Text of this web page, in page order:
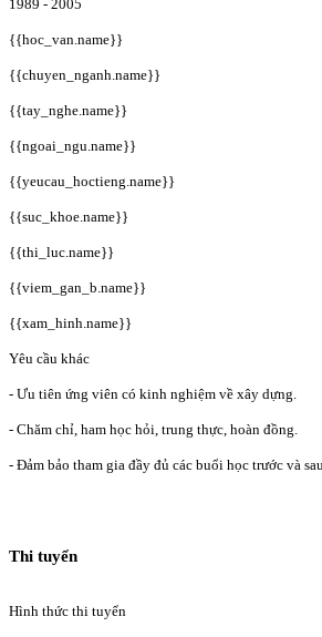
1989 - 2005
{{hoc_van.name}}
{{chuyen_nganh.name}}
{{tay_nghe.name}}
{{ngoai_ngu.name}}
{{yeucau_hoctieng.name}}
{{suc_khoe.name}}
{{thi_luc.name}}
{{viem_gan_b.name}}
{{xam_hinh.name}}
Yêu cầu khác
- Ưu tiên ứng viên có kinh nghiệm về xây dựng.
- Chăm chỉ, ham học hỏi, trung thực, hoàn đồng.
- Đảm bảo tham gia đầy đủ các buổi học trước và
Thi tuyển
Hình thức thi tuyển